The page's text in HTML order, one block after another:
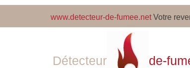
www.detecteur-de-fumee.netVotre
Détecteur de-